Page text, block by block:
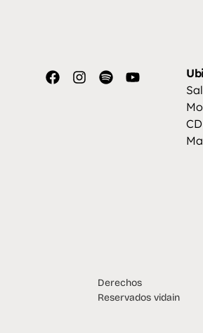
Derechos
Reservados vidain